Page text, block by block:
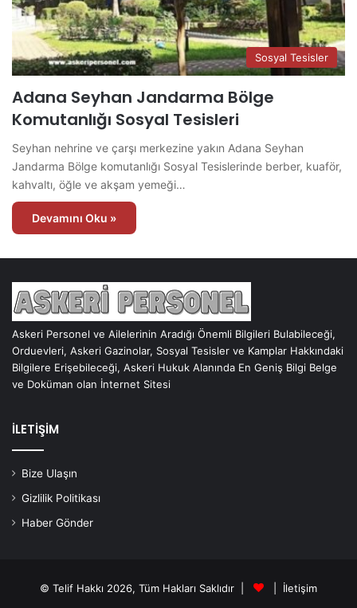
Sosyal Tesisler
Adana Seyhan Jandarma Bölge
Komutanlığı Sosyal Tesisleri
Seyhan nehrine ve çarşı merkezine yakın Adana Seyhan
Jandarma Bölge komutanlığı Sosyal Tesislerinde berber, kuaför,
kahvaltı, öğle ve akşam yemeği…
Devamını Oku »
Askeri Personel ve Ailelerinin Aradığı Önemli Bilgileri Bulabileceği,
Orduevleri, Askeri Gazinolar, Sosyal Tesisler ve Kamplar Hakkındaki
Bilgilere Erişebileceği, Askeri Hukuk Alanında En Geniş Bilgi Belge
ve Doküman olan İnternet Sitesi
İLETİŞİM
Bize Ulaşın
Gizlilik Politikası
Haber Gönder
© Telif Hakkı 2026, Tüm Hakları Saklıdır | İletişim